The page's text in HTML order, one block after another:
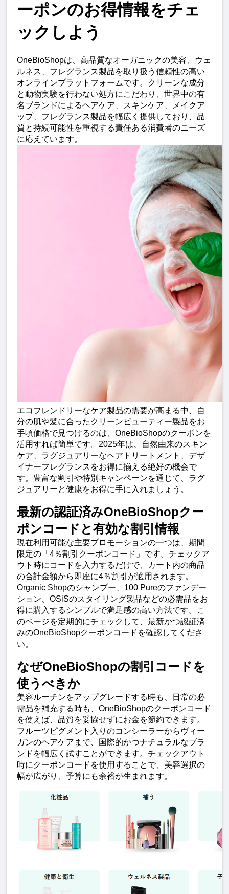
ーポンのお得情報をチェ
ックしよう
OneBioShopは、高品質なオーガニックの美容、ウェ
ルネス、フレグランス製品を取り扱う信頼性の高い
オンラインプラットフォームです。クリーンな成分
と動物実験を行わない処方にこだわり、世界中の有
名ブランドによるヘアケア、スキンケア、メイクア
ップ、フレグランス製品を幅広く提供しており、品
質と持続可能性を重視する責任ある消費者のニーズ
に応えています。
エコフレンドリーなケア製品の需要が高まる中、自
分の肌や髪に合ったクリーンビューティー製品をお
手頃価格で見つけるのは、OneBioShopのクーポンを
活用すれば簡単です。2025年は、自然由来のスキン
ケア、ラグジュアリーなヘアトリートメント、デザ
イナーフレグランスをお得に揃える絶好の機会で
す。豊富な割引や特別キャンペーンを通じて、ラグ
ジュアリーと健康をお得に手に入れましょう。
最新の認証済みOneBioShopクー
ポンコードと有効な割引情報
現在利用可能な主要プロモーションの一つは、期間
限定の「4％割引クーポンコード」です。チェックア
ウト時にコードを入力するだけで、カート内の商品
の合計金額から即座に4％割引が適用されます。
Organic Shopのシャンプー、100 Pureのファンデー
ション、OSiSのスタイリング製品などの必需品をお
得に購入するシンプルで満足感の高い方法です。こ
のページを定期的にチェックして、最新かつ認証済
みのOneBioShopクーポンコードを確認してくださ
い。
なぜOneBioShopの割引コードを
使うべきか
美容ルーチンをアップグレードする時も、日常の必
需品を補充する時も、OneBioShopのクーポンコード
を使えば、品質を妥協せずにお金を節約できます。
フルーツピグメント入りのコンシーラーからヴィー
ガンのヘアケアまで、国際的かつナチュラルなブラ
ンドを幅広く試すことができます。チェックアウト
時にクーポンコードを使用することで、美容選択の
幅が広がり、予算にも余裕が生まれます。